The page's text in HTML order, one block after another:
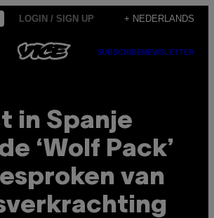
LOGIN / SIGN UP + NEDERLANDS
SUBSCRIBENEWSLETTER
in Spanje
‘Wolf Pack’
van